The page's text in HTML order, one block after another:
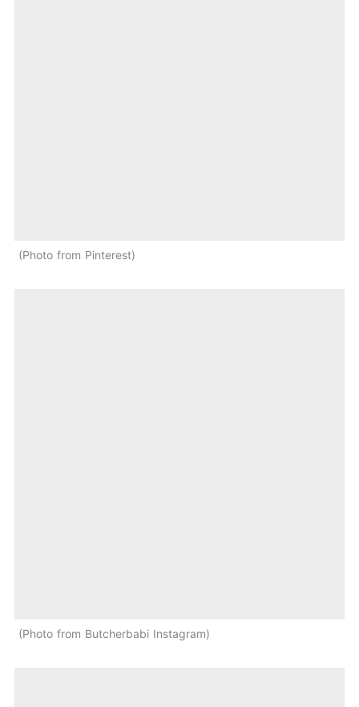
Photo from Pinterest
Photo from Butcherbabi Instagram